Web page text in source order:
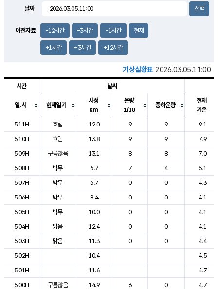
3.0m/s
날짜
이전자료 -12시간 -3시간 -1시간 현재
+1시간 +3시간 +12시간
기상실황표 2026.03.05.11:00
도시별 기상실황표로 지점, 날씨, 기온, 강수, 바람, 기압등을 안내한 표입
시간 날씨
일.시 현재일기
시정
km
운량
1/10
중하운량
현재
기온
5.11H
흐림 12.0 9 9
9.1
5.10H
흐림 13.8 9 9
7.9
5.09H
구름많음 13.1 8 8
7.0
5.08H
박무 6.7 7 4
5.1
5.07H
박무 6.7 0 0
4.3
5.06H
박무 8.4 0 0
4.1
5.05H
박무 10.0 0 0
4.1
5.04H
맑음 12.4 0 0
4.1
5.03H
맑음 11.3 0 0
4.4
5.02H
10.4
4.5
5.01H
11.6
4.7
5.00H
구름많음 14.9 6 0
4.7